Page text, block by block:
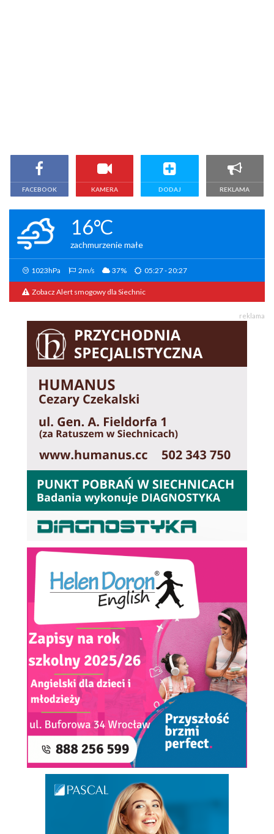
FACEBOOK KAMERA DODAJ REKLAMA
16°C
zachmurzenie małe
1023hPa 2m/s 37% 05:27 - 20:27
Zobacz Alert smogowy dla Siechnic
reklama